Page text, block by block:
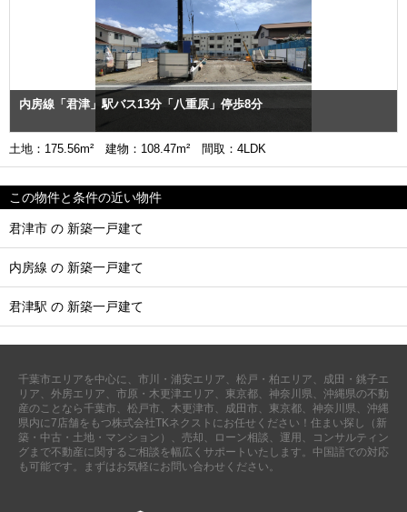
内房線「君津」駅バス13分「八重原」停歩8分
土地：175.56m² 建物：108.47m² 間取：4LDK
この物件と条件の近い物件
君津市 の 新築一戸建て
内房線 の 新築一戸建て
君津駅 の 新築一戸建て
千葉市エリアを中心に、市川・浦安エリア、松戸・柏エリア、成田・銚子エ
リア、外房エリア、市原・木更津エリア、東京都、神奈川県、沖縄県の不動
産のことなら千葉市、松戸市、木更津市、成田市、東京都、神奈川県、沖縄
県内に7店舗をもつ株式会社TKネクストにお任せください！住まい探し（新
築・中古・土地・マンション）、売却、ローン相談、運用、コンサルティン
グまで不動産に関するご相談を幅広くサポートいたします。中国語での対応
も可能です。まずはお気軽にお問い合わせください。